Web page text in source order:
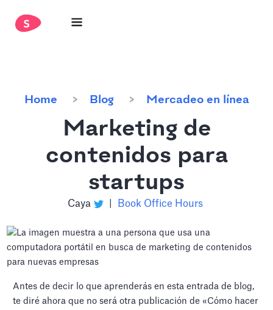
Home Blog Mercadeo en línea
Marketing de
contenidos para
startups
Caya Book Office Hours
Antes de decir lo que aprenderás en esta entrada de blog,
te diré ahora que no será otra publicación de «Cómo hacer